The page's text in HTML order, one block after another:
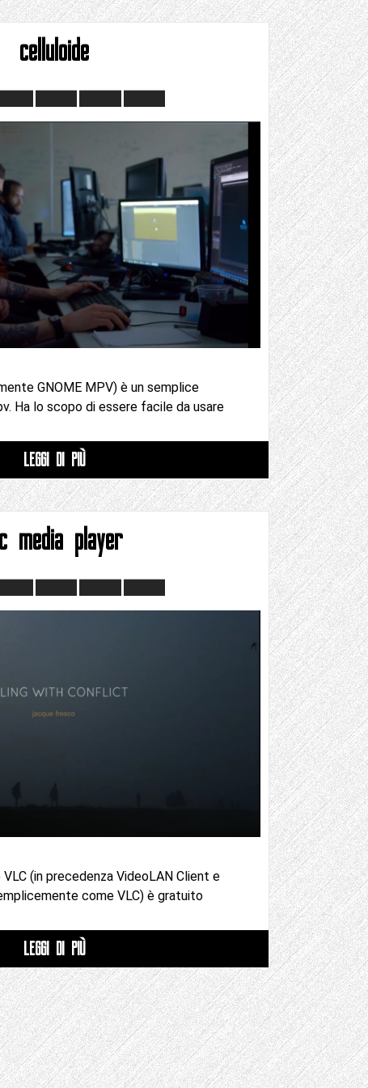
celluloide
GNOME MPV) è un semplice
Ha lo scopo di essere facile da usare
LEGGI DI PIÙ
media player
(in precedenza VideoLAN Client e
come VLC) è gratuito
LEGGI DI PIÙ